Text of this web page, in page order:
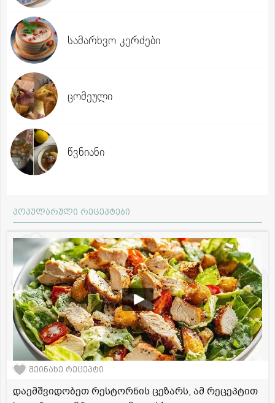
სამარხვო კერძები
ცომეული
წვნიანი
პოპულარული რეცეპტები
შეინახე რეცეპტი
დაემშვიდობეთ რესტორნის ცეზარს, ამ რეცეპტით